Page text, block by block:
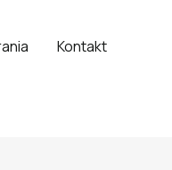
Kontakt